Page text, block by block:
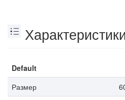
Default
Размер